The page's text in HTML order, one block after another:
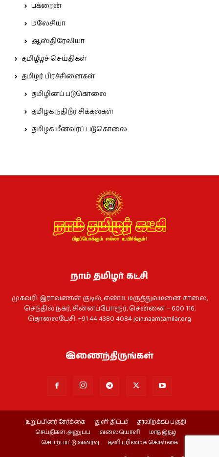
பக்ரைன்
மலேசியா
ஆஸ்திரேலியா
தமிழீழச் செய்திகள்
தமிழர் பிரச்சினைகள்
தமிழினப் படுகொலை
தமிழக நதிநீர் சிக்கல்கள்
தமிழக மீனவர்ப் படுகொலை
நாம் தமிழர் கட்சி
முகவரி: இராவணன் குடில், எண்.8. மருத்துவமனை சாலை,
செந்தில் நகர், சின்னப்போரூர், சென்னை – 600 116.
தொலைபேசி: +91 44 4380 4084join.naamtamilar.org
இணைந்திருங்கள்
உறுப்பினர் சேர்க்கை ‘துளி’ திட்டம்
தரவிறக்கப் பகுதி
செய்திகள் அனுப்ப
வலையொளி
மாத இதழ்
செயற்பாட்டு வரைவு
தனியுரிமைக் கொள்கை